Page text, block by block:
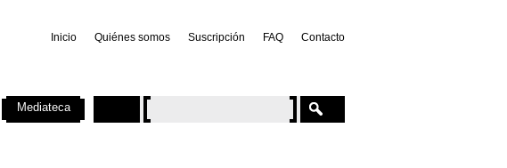
Inicio Quiénes somos Suscripción FAQ Contacto
Mediateca